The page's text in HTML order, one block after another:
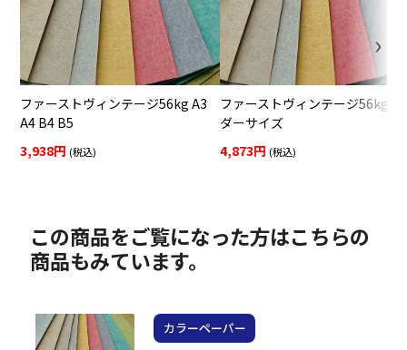
ファーストヴィンテージ56kg A3
A4 B4 B5
3,938円 (税込)
ファーストヴィンテージ56kg
ダーサイズ
4,873円 (税込)
この商品をご覧になった方はこちらの
商品もみています。
カラーペーパー